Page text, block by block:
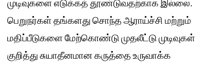
முடிவுகளை எடுக்கத் தூண்டுவதற்காக இல்லை.
பெறுநர்கள் தங்களது சொந்த ஆராய்ச்சி மற்றும்
மதிப்பீடுகளை மேற்கொண்டு முதலீட்டு முடிவுகள்
குறித்து சுயாதீனமான கருத்தை உருவாக்க